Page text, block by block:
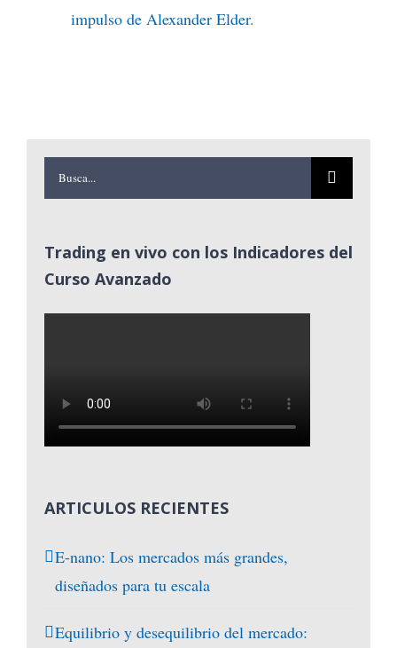
impulso de Alexander Elder.
Buscar:
Trading en vivo con los Indicadores del
Curso Avanzado
ARTICULOS RECIENTES
E-nano: Los mercados más grandes,
diseñados para tu escala
Equilibrio y desequilibrio del mercado: